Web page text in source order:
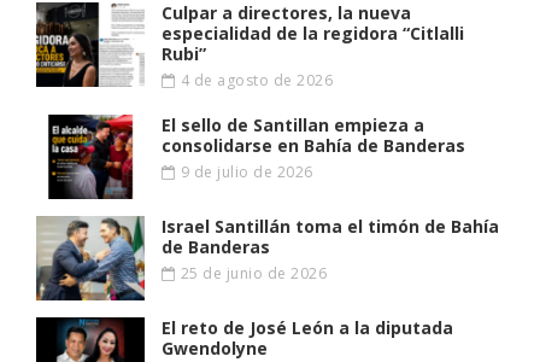
Culpar a directores, la nueva
especialidad de la regidora “Citlalli
Rubi”
4 de agosto de 2026
El sello de Santillan empieza a
consolidarse en Bahía de Banderas
9 de julio de 2026
Israel Santillán toma el timón de Bahía
de Banderas
25 de junio de 2026
El reto de José León a la diputada
Gwendolyne